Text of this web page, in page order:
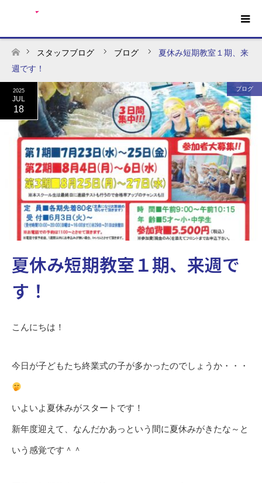
ホーム
スタッフブログ ブログ
夏休み短期教室１期、来
週です！
2025
JUL
18
ブログ
夏休み短期教室１期、来週で
す！
こんにちは！
今日が子どもたち終業式の子が多かったのでしょうか・・・
いよいよ夏休みがスタートです！
新年度迎えて、なんだかあっという間に夏休みがきたな～と
いう感覚です＾＾